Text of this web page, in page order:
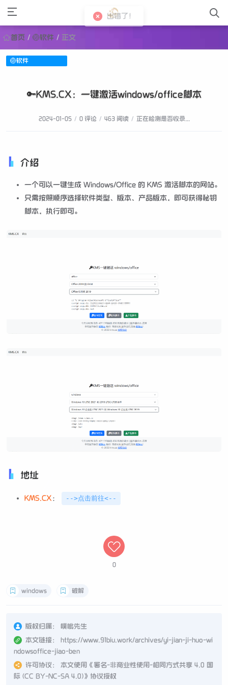
首页 / 🏐软件 / 正文
🏐软件
🔑KMS.CX：一键激活windows/office脚本
2024-01-05 / 0 评论 / 463 阅读 / 正在检测是否收录...
介绍
一个可以一键生成 Windows/Office 的 KMS 激活脚本的网站。
只需按照顺序选择软件类型、版本、产品版本，即可获得秘钥
脚本，执行即可。
地址
KMS.CX： -->点击前往<--
0
windows 破解
版权归属：
噗呲先生
本文链接：
https://www.91biu.work/archives/yi-jian-ji-huo-wi
ndowsoffice-jiao-ben
许可协议：
本文使用《署名-非商业性使用-相同方式共享 4.0 国
际 (CC BY-NC-SA 4.0)》协议授权
出错了！